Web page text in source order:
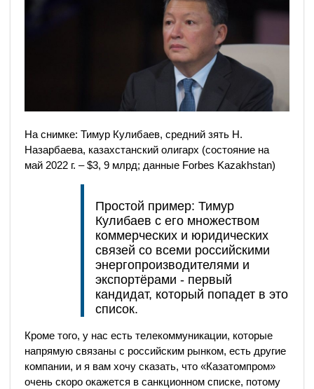
На снимке: Тимур Кулибаев, средний зять Н.
Назарбаева, казахстанский олигарх (состояние на
май 2022 г. – $3, 9 млрд; данные Forbes Kazakhstan)
Простой пример: Тимур
Кулибаев с его множеством
коммерческих и юридических
связей со всеми российскими
энергопроизводителями и
экспортёрами - первый
кандидат, который попадет в это
список.
Кроме того, у нас есть телекоммуникации, которые
напрямую связаны с российским рынком, есть другие
компании, и я вам хочу сказать, что «Казатомпром»
очень скоро окажется в санкционном списке, потому